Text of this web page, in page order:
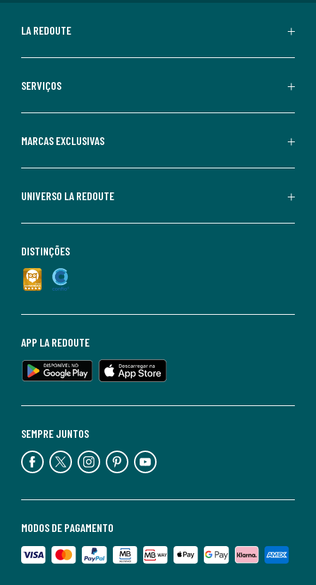
LA REDOUTE
SERVIÇOS
MARCAS EXCLUSIVAS
UNIVERSO LA REDOUTE
MODOS DE PAGAMENTO
SEMPRE JUNTOS
APP LA REDOUTE
DISTINÇÕES